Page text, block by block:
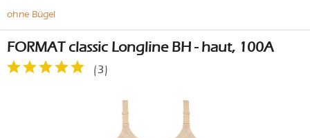
ohne Bügel
FORMAT classic Longline BH - haut, 100A
(3)